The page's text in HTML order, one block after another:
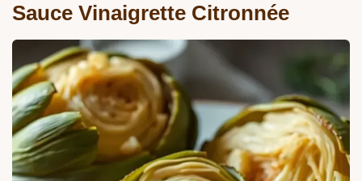
Sauce Vinaigrette Citronnée